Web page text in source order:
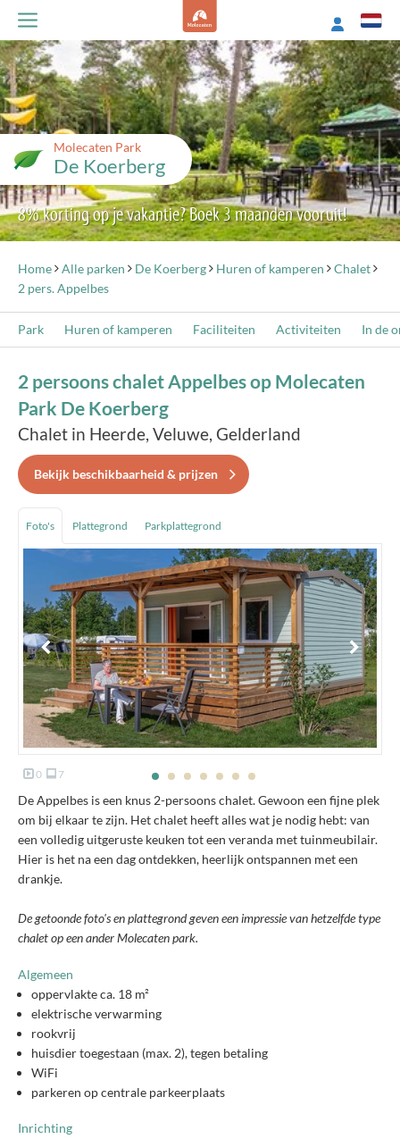
Molecaten Park
De Koerberg
8% korting op je vakantie? Boek 3 maanden vooruit!
Home Alle parken De Koerberg Huren of kamperen
Chalet
2 pers. Appelbes
Park Huren of kamperen Faciliteiten Activiteiten In de
2 persoons chalet Appelbes op Molecaten
Park De Koerberg
Chalet in Heerde, Veluwe, Gelderland
Bekijk beschikbaarheid & prijzen
Foto's Plattegrond Parkplattegrond
0 7
De Appelbes is een knus 2-persoons chalet. Gewoon een fijne plek
om bij elkaar te zijn. Het chalet heeft alles wat je nodig hebt: van
een volledig uitgeruste keuken tot een veranda met tuinmeubilair.
Hier is het na een dag ontdekken, heerlijk ontspannen met een
drankje.
De getoonde foto's en plattegrond geven een impressie van hetzelfde type
chalet op een ander Molecaten park.
Algemeen
oppervlakte ca. 18 m²
elektrische verwarming
rookvrij
huisdier toegestaan (max. 2), tegen betaling
WiFi
parkeren op centrale parkeerplaats
Inrichting